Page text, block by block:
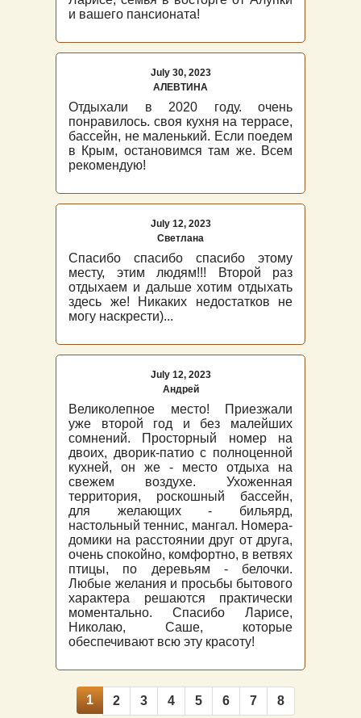
и вашего пансионата!
July 30, 2023
АЛЕВТИНА
Отдыхали в 2020 году. очень
понравилось. своя кухня на террасе,
бассейн, не маленький. Если поедем
в Крым, остановимся там же. Всем
рекомендую!
July 12, 2023
Светлана
Спасибо спасибо спасибо этому
месту, этим людям!!! Второй раз
отдыхаем и дальше хотим отдыхать
здесь же! Никаких недостатков не
могу наскрести)...
July 12, 2023
Андрей
Великолепное место! Приезжали
уже второй год и без малейших
сомнений. Просторный номер на
двоих, дворик-патио с полноценной
кухней, он же - место отдыха на
свежем воздухе. Ухоженная
территория, роскошный бассейн,
для желающих - бильярд,
настольный теннис, мангал. Номера-
домики на расстоянии друг от друга,
очень спокойно, комфортно, в ветвях
птицы, по деревьям - белочки.
Любые желания и просьбы бытового
характера решаются практически
моментально. Спасибо Ларисе,
Николаю, Саше, которые
обеспечивают всю эту красоту!
1 2 3 4 5 6 7 8